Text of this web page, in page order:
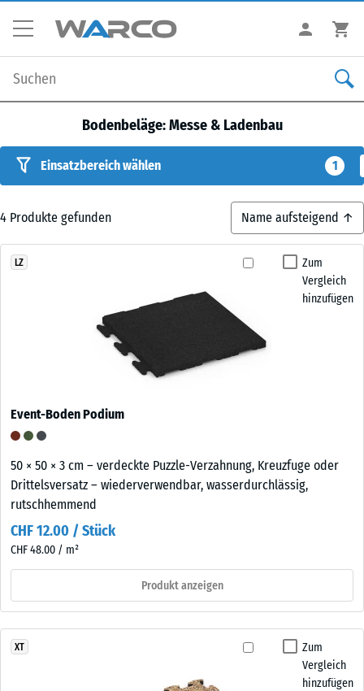
Bodenbeläge: Messe & Ladenbau
Einsatzbereich wählen 1
4 Produkte gefunden
Zum
Vergleich
hinzufügen
LZ
Event-Boden Podium
50 × 50 × 3 cm – verdeckte Puzzle-Verzahnung, Kreuzfuge oder
Drittelsversatz – wiederverwendbar, wasserdurchlässig,
rutschhemmend
CHF 12.00 / Stück
CHF 48.00 / m²
Produkt anzeigen
Zum
Vergleich
hinzufügen
XT